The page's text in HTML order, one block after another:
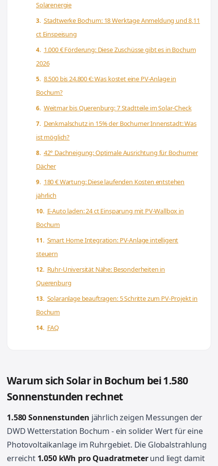
Solarenergie
Stadtwerke Bochum: 18 Werktage Anmeldung und 8,11
ct Einspeisung
1.000 € Förderung: Diese Zuschüsse gibt es in Bochum
2026
8.500 bis 24.800 €: Was kostet eine PV-Anlage in
Bochum?
Weitmar bis Querenburg: 7 Stadtteile im Solar-Check
Denkmalschutz in 15% der Bochumer Innenstadt: Was
ist möglich?
42° Dachneigung: Optimale Ausrichtung für Bochumer
Dächer
180 € Wartung: Diese laufenden Kosten entstehen
jährlich
E-Auto laden: 24 ct Einsparung mit PV-Wallbox in
Bochum
Smart Home Integration: PV-Anlage intelligent
steuern
Ruhr-Universität Nähe: Besonderheiten in
Querenburg
Solaranlage beauftragen: 5 Schritte zum PV-Projekt in
Bochum
FAQ
Warum sich Solar in Bochum bei 1.580
Sonnenstunden rechnet
1.580 Sonnenstunden jährlich zeigen Messungen der
DWD Wetterstation Bochum - ein solider Wert für eine
Photovoltaikanlage im Ruhrgebiet. Die Globalstrahlung
erreicht 1.050 kWh pro Quadratmeterund liegt damit